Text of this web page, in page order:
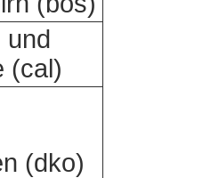
und
(cal)
(dko)